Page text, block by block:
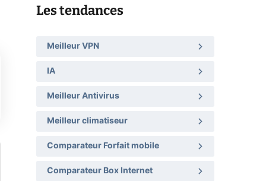
Les tendances
Meilleur VPN
IA
Meilleur Antivirus
Meilleur climatiseur
Comparateur Forfait mobile
Comparateur Box Internet